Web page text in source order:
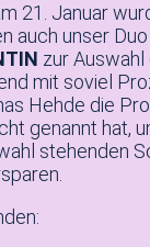
21. Januar
auch unser Duo
zur
mit soviel
Hehde die
genannt hat,
stehenden